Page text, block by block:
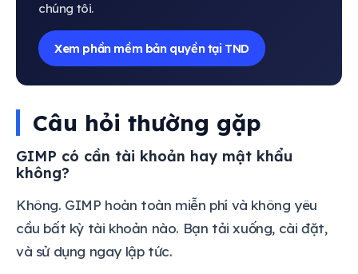
chúng tôi.
Xem phần mềm bản quyền tại TND
Câu hỏi thường gặp
GIMP có cần tài khoản hay mật khẩu
không?
Không. GIMP hoàn toàn miễn phí và không yêu
cầu bất kỳ tài khoản nào. Bạn tải xuống, cài đặt,
và sử dụng ngay lập tức.